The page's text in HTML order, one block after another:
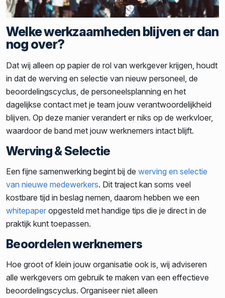
Welke werkzaamheden blijven er dan
nog over?
Dat wij alleen op papier de rol van werkgever krijgen, houdt
in dat de werving en selectie van nieuw personeel, de
beoordelingscyclus, de personeelsplanning en het
dagelijkse contact met je team jouw verantwoordelijkheid
blijven. Op deze manier verandert er niks op de werkvloer,
waardoor de band met jouw werknemers intact blijft.
Werving & Selectie
Een fijne samenwerking begint bij de werving en selectie
van nieuwe medewerkers. Dit traject kan soms veel
kostbare tijd in beslag nemen, daarom hebben we een
whitepaper opgesteld met handige tips die je direct in de
praktijk kunt toepassen.
Beoordelen werknemers
Hoe groot of klein jouw organisatie ook is, wij adviseren
alle werkgevers om gebruik te maken van een effectieve
beoordelingscyclus. Organiseer niet alleen